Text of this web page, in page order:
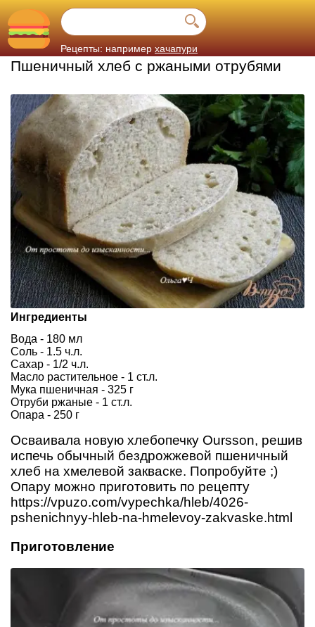
Рецепты: например хачапури
Пшеничный хлеб с ржаными отрубями
Ингредиенты
Вода - 180 мл
Соль - 1.5 ч.л.
Сахар - 1/2 ч.л.
Масло растительное - 1 ст.л.
Мука пшеничная - 325 г
Отруби ржаные - 1 ст.л.
Опара - 250 г
Осваивала новую хлебопечку Oursson, решив
испечь обычный бездрожжевой пшеничный
хлеб на хмелевой закваске. Попробуйте ;)
Опару можно приготовить по рецепту
https://vpuzo.com/vypechka/hleb/4026-
pshenichnyy-hleb-na-hmelevoy-zakvaske.html
Приготовление